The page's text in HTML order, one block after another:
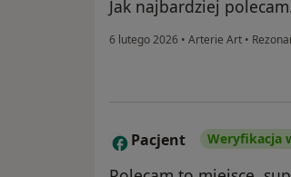
Jak najbardziej
6 lutego 2026 • Arterie Art •
P Pacjent Weryfikacja